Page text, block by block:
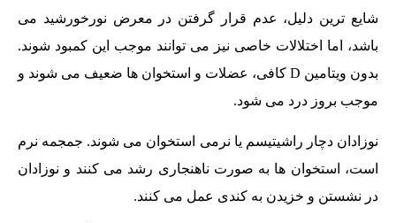
شایع ترین دلیل، عدم قرار گرفتن در معرض نورخورشید می
باشد، اما اختلالات خاصی نیز می توانند موجب این کمبود شوند.
بدون ویتامین D کافی، عضلات و استخوان ها ضعیف می شوند و
موجب بروز درد می شود.
نوزادان دچار راشیتیسم یا نرمی استخوان می شوند. جمجمه نرم
است، استخوان ها به صورت ناهنجاری رشد می کنند و نوزادان
در نشستن و خزیدن به کندی عمل می کنند.